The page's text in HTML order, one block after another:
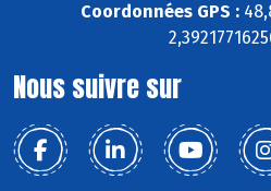
Coordonnées GPS :
Nous suivre sur